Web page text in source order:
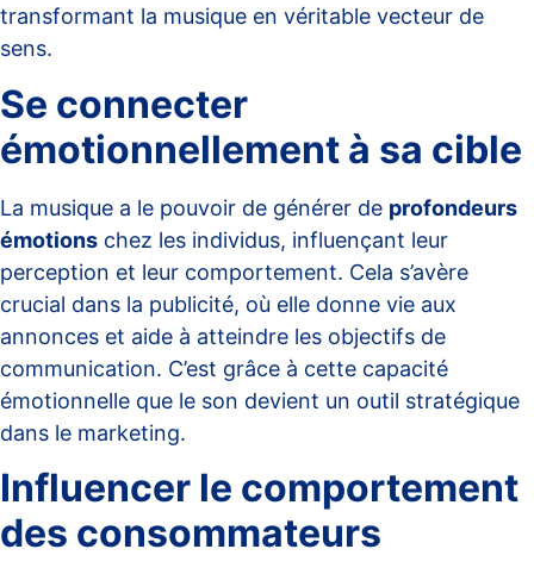
transformant la musique en véritable vecteur de
sens.
Se connecter
émotionnellement à sa cible
La musique a le pouvoir de générer de profondeurs
émotions chez les individus, influençant leur
perception et leur comportement. Cela s’avère
crucial dans la publicité, où elle donne vie aux
annonces et aide à atteindre les objectifs de
communication. C’est grâce à cette capacité
émotionnelle que le son devient un outil stratégique
dans le marketing.
Influencer le comportement
des consommateurs